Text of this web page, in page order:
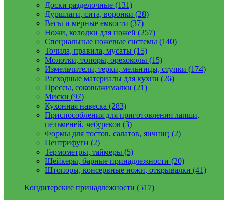
Доски разделочные (131)
Дуршлаги, сита, воронки (28)
Весы и мерные емкости (37)
Ножи, колодки для ножей (257)
Специальные ножевые системы (140)
Точила, правила, мусаты (15)
Молотки, топоры, орехоколы (15)
Измельчители, терки, мельницы, ступки (174)
Расходные материалы для кухни (26)
Прессы, соковыжималки (21)
Миски (97)
Кухонная навеска (283)
Приспособления для приготовления лапши,
пельменей, чебуреков (3)
Формы для тостов, салатов, яичниц (2)
Центрифуги (2)
Термометры, таймеры (5)
Шейкеры, барные принадлежности (20)
Штопоры, консервные ножи, открывалки (41)
Кондитерские принадлежности (517)